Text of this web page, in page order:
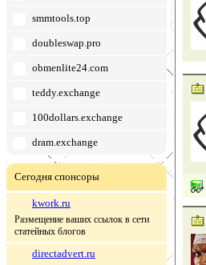
smmtools.top
doubleswap.pro
obmenlite24.com
teddy.exchange
100dollars.exchange
dram.exchange
Сегодня спонсоры
kwork.ru
Размещение ваших ссылок в сети
статейных блогов
directadvert.ru